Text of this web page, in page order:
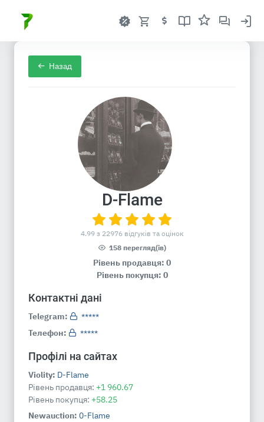
Назад
D-Flame
4.99 з 22976 відгуків та оцінок
158 перегляд(ів)
Рівень продавця: 0
Рівень покупця: 0
Контактні дані
Telegram:
*****
Телефон:
*****
Профілі на сайтах
Violity: D-Flame
Рівень продавця: +1 960.67
Рівень покупця: +58.25
Newauction: 0-Flame